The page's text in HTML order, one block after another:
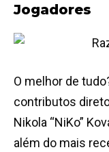
Jogadores
O melhor de
contributos
Nikola “NiKo”
além do mais